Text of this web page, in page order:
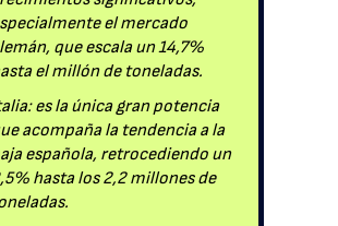
el mercado
que escala un 14,7%
el millón de toneladas.
es la única gran potencia
acompaña la tendencia a la
española, retrocediendo un
hasta los 2,2 millones de